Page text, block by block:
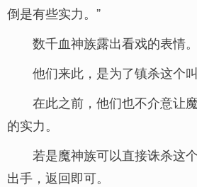
倒是有些实力。”
数千血神族露出看戏的表情。
他们来此，是为了镇杀这个
在此之前，他们也不介意让
的实力。
若是魔神族可以直接诛杀这
出手，返回即可。